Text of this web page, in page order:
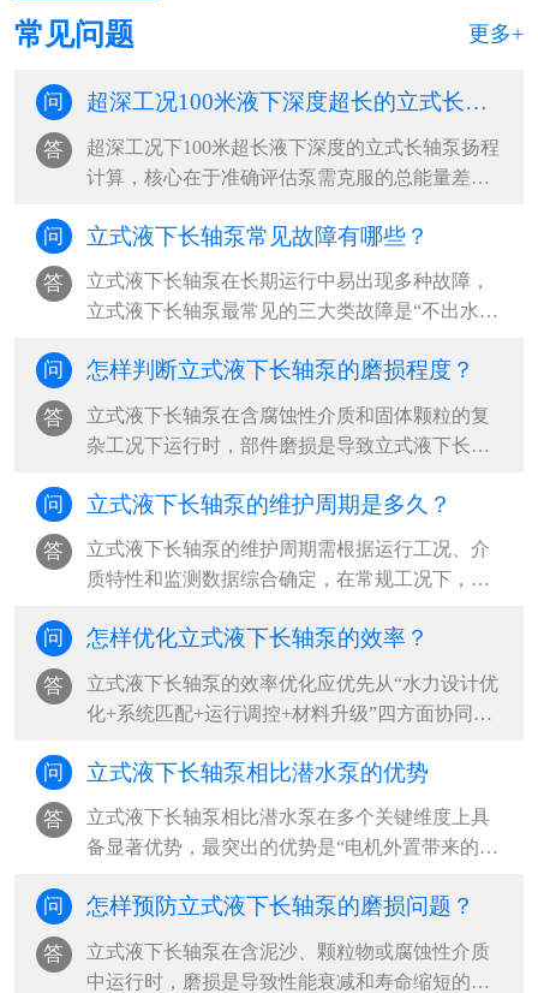
常见问题 更多+
问 超深工况100米液下深度超长的立式长轴泵的扬程如何计算？
答
超深工况下100米超长液下深度的立式长轴泵扬程
计算，核心在于准确评估泵需克服的总能量差，
问 立式液下长轴泵常见故障有哪些？
答
立式液下长轴泵在长期运行中易出现多种故障，‌
立式液下长轴泵最常见的三大类故障是“不出水或
动”，其中以吸入侧问题、轴系不稳定和电气系统
故障为根本诱因，占现场故障案例的80%以上‌。
···
问 怎样判断立式液下长轴泵的磨损程度？
答
​立式液下长轴泵在含腐蚀性介质和固体颗粒的复
杂工况下运行时，部件磨损是导致立式液下长轴
断方法是“运行参数监测+定期拆检+无损检测”三
结合，其中压力下降超过20%、振动加剧和目视
表面损伤是立式液下长轴泵最直接的磨损信号‌。
问 立式液下长轴泵的维护周期是多久？
答
立式液下长轴泵的维护周期需根据运行工况、介
质特性和监测数据综合确定，‌在常规工况下，建
2000小时进行一次全面检查，每6个月至1年安排
一次周期性大修；但在含腐蚀性介质、含固颗粒
等高危工况下，立式液下长轴泵应缩短至每3个月
施动态调整‌。···
问 怎样优化立式液下长轴泵的效率？
答
​立式液下长轴泵的效率优化应优先从“水力设计优
化+系统匹配+运行调控+材料升级”四方面协同推
效率点（BEP）附近运行，减少水力、容积和机
械三类损失，同时优化立式液下长轴泵吸入条件
与管路系统，可实现立式液下长轴泵整体能效提
升20%-40%‌。···
问 立式液下长轴泵相比潜水泵的优势
答
立式液下长轴泵相比潜水泵在多个关键维度上具
备显著优势，‌最突出的优势是“电机外置带来的高
含固体颗粒的恶劣工况，能有效避免电机进水损
坏风险，并支持在线检修与局部更换，大幅降低
立式液下长轴泵全生命周期运维成本‌。···
问 怎样预防立式液下长轴泵的磨损问题？
答
立式液下长轴泵在含泥沙、颗粒物或腐蚀性介质
中运行时，磨损是导致性能衰减和寿命缩短的主